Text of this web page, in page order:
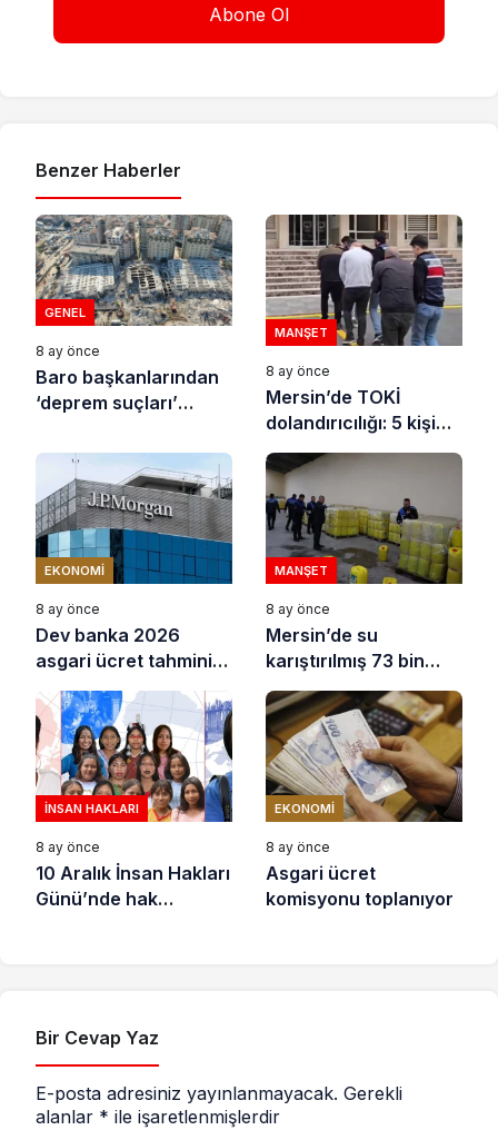
Benzer Haberler
GENEL
8 ay önce
Baro başkanlarından
‘deprem suçları’
MANŞET
8 ay önce
Mersin’de TOKİ
dolandırıcılığı: 5 kişi
tutuklandı
EKONOMI
8 ay önce
Dev banka 2026
asgari ücret tahminini
açıkladı
MANŞET
8 ay önce
Mersin’de su
karıştırılmış 73 bin
litre sıvı yağ ele
geçirildi
İNSAN HAKLARI
8 ay önce
10 Aralık İnsan Hakları
Günü’nde hak
EKONOMI
8 ay önce
Asgari ücret
komisyonu toplanıyor
Bir Cevap Yaz
E-posta adresiniz yayınlanmayacak. Gerekli
alanlar * ile işaretlenmişlerdir